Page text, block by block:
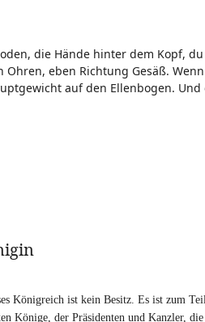
die Hände hinter dem Kopf,
eben Richtung Gesäß.
auf den Ellenbogen. Und
Königreich ist kein Besitz. Es ist zum
der Präsidenten und Kanzler,